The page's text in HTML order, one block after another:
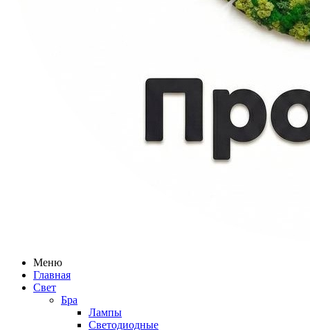
Меню
Главная
Свет
Бра
Лампы
Светодиодные